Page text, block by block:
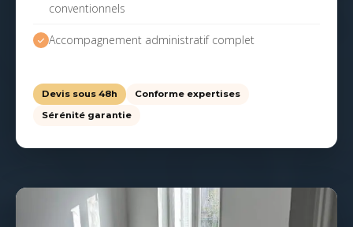
conventionnels
Accompagnement administratif complet
Devis sous 48h
Conforme expertises
Sérénité garantie